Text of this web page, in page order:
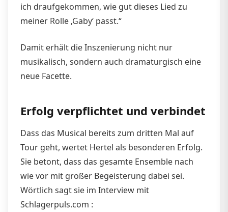
ich draufgekommen, wie gut dieses Lied zu
meiner Rolle ‚Gaby‘ passt.“
Damit erhält die Inszenierung nicht nur
musikalisch, sondern auch dramaturgisch eine
neue Facette.
Erfolg verpflichtet und verbindet
Dass das Musical bereits zum dritten Mal auf
Tour geht, wertet Hertel als besonderen Erfolg.
Sie betont, dass das gesamte Ensemble nach
wie vor mit großer Begeisterung dabei sei.
Wörtlich sagt sie im Interview mit
Schlagerpuls.com :